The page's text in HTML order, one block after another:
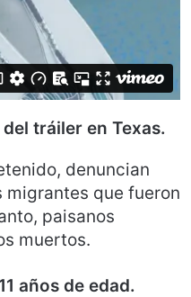
tráiler en Texas.
denuncian
que fueron
paisanos
muertos.
años de edad.